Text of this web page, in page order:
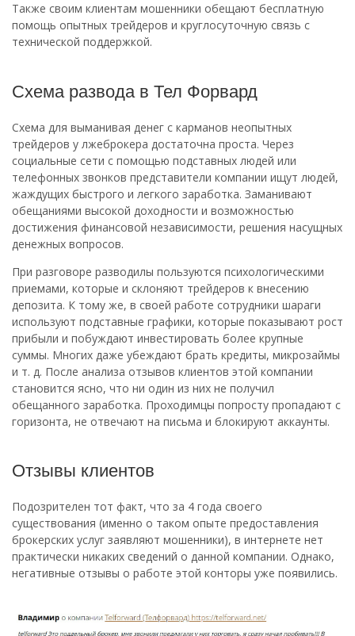
Также своим клиентам мошенники обещают бесплатную
помощь опытных трейдеров и круглосуточную связь с
технической поддержкой.
Схема развода в Тел Форвард
Схема для выманивая денег с карманов неопытных
трейдеров у лжеброкера достаточна проста. Через
социальные сети с помощью подставных людей или
телефонных звонков представители компании ищут людей,
жаждущих быстрого и легкого заработка. Заманивают
обещаниями высокой доходности и возможностью
достижения финансовой независимости, решения насущных
денежных вопросов.
При разговоре разводилы пользуются психологическими
приемами, которые и склоняют трейдеров к внесению
депозита. К тому же, в своей работе сотрудники шараги
используют подставные графики, которые показывают рост
прибыли и побуждают инвестировать более крупные
суммы. Многих даже убеждают брать кредиты, микрозаймы
и т. д. После анализа отзывов клиентов этой компании
становится ясно, что ни один из них не получил
обещанного заработка. Проходимцы попросту пропадают с
горизонта, не отвечают на письма и блокируют аккаунты.
Отзывы клиентов
Подозрителен тот факт, что за 4 года своего
существования (именно о таком опыте предоставления
брокерских услуг заявляют мошенники), в интернете нет
практически никаких сведений о данной компании. Однако,
негативные отзывы о работе этой конторы уже появились.